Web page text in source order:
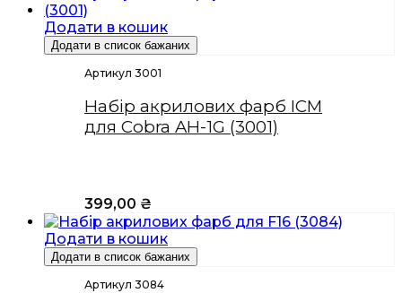
Додати в кошик
Додати в список бажаних
Артикул 3001
Набір акрилових фарб ICM
для Cobra AH-1G (3001)
399,00 ₴
Додати в кошик
Додати в список бажаних
Артикул 3084